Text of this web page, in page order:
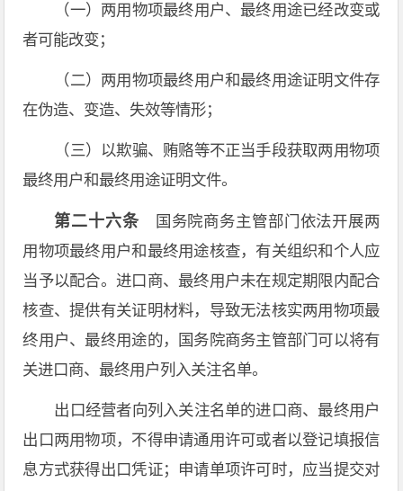
（一）两用物项最终用户、最终用途已经改变或
者可能改变；
（二）两用物项最终用户和最终用途证明文件存
在伪造、变造、失效等情形；
（三）以欺骗、贿赂等不正当手段获取两用物项
最终用户和最终用途证明文件。
第二十六条 国务院商务主管部门依法开展两
用物项最终用户和最终用途核查，有关组织和个人应
当予以配合。进口商、最终用户未在规定期限内配合
核查、提供有关证明材料，导致无法核实两用物项最
终用户、最终用途的，国务院商务主管部门可以将有
关进口商、最终用户列入关注名单。
出口经营者向列入关注名单的进口商、最终用户
出口两用物项，不得申请通用许可或者以登记填报信
息方式获得出口凭证；申请单项许可时，应当提交对